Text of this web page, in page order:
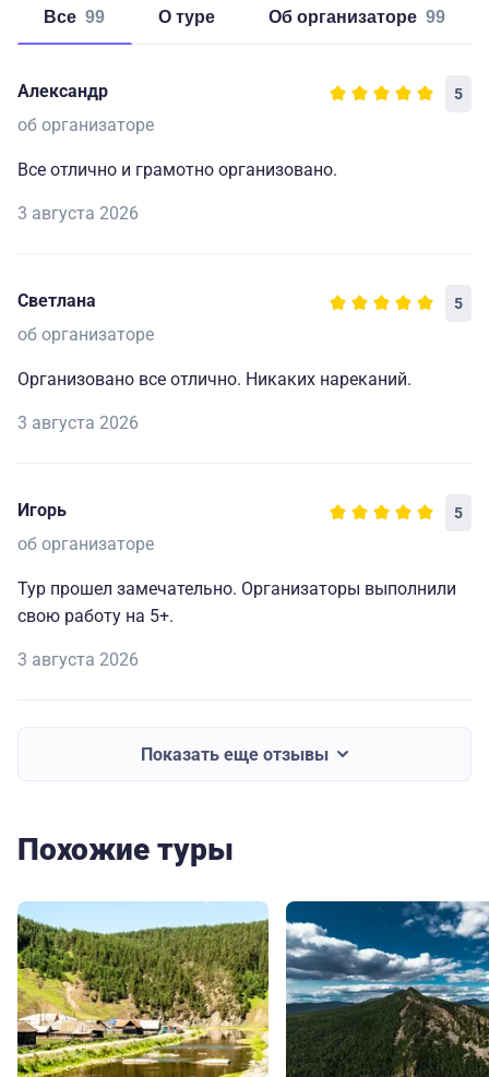
Все 99 о туре об организаторе 99
Александр 5
об организаторе
Все отлично и грамотно организовано.
3 августа 2026
Светлана 5
об организаторе
Организовано все отлично. Никаких нареканий.
3 августа 2026
Игорь 5
об организаторе
Тур прошел замечательно. Организаторы выполнили
свою работу на 5+.
3 августа 2026
Показать еще отзывы
Похожие туры